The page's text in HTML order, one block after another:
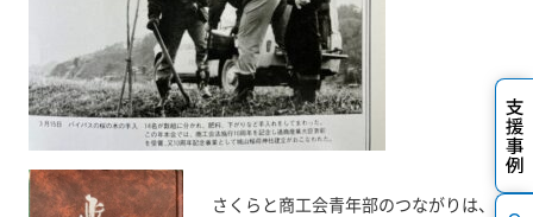
さくらと商工会青年部のつながりは、